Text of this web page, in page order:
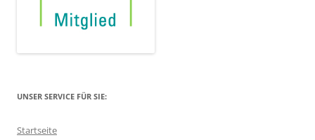
UNSER SERVICE FÜR SIE:
Startseite